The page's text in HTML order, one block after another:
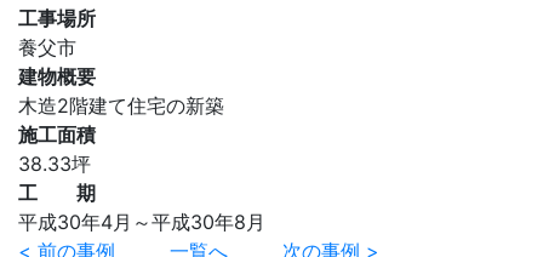
工事場所
養父市
建物概要
木造2階建て住宅の新築
施工面積
38.33坪
工 期
平成30年4月～平成30年8月
< 前の事例
一覧へ 次の事例 >